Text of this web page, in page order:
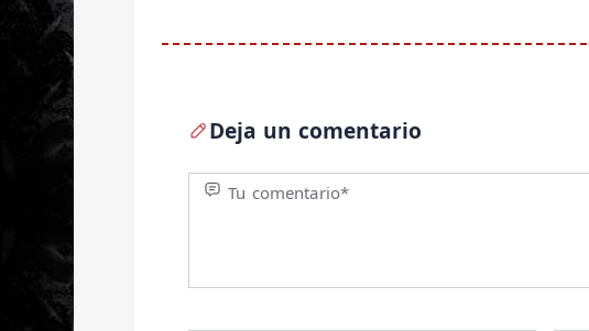
Deja un comentario
Tu comentario*